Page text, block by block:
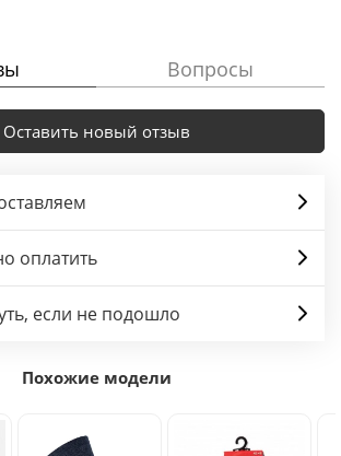
Вопросы
Оставить новый отзыв
оплатить
если не подошло
Похожие модели